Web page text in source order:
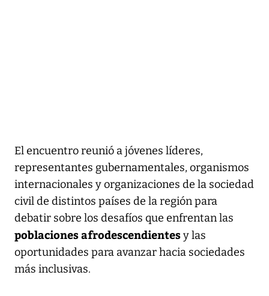
El encuentro reunió a jóvenes líderes,
representantes gubernamentales, organismos
internacionales y organizaciones de la sociedad
civil de distintos países de la región para
debatir sobre los desafíos que enfrentan las
poblaciones afrodescendientesy las
oportunidades para avanzar hacia sociedades
más inclusivas.